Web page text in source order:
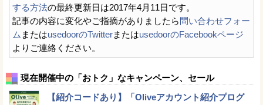
する方法の最終更新日は2017年4月11日です。
記事の内容に変化やご指摘がありましたら問い合わせフォー
ム またはusedoorのTwitterまたはusedoorのFacebookページ
よりご連絡ください。
現在開催中の「おトク」なキャンペーン、セール
【紹介コードあり】「Oliveアカウント紹介プログ